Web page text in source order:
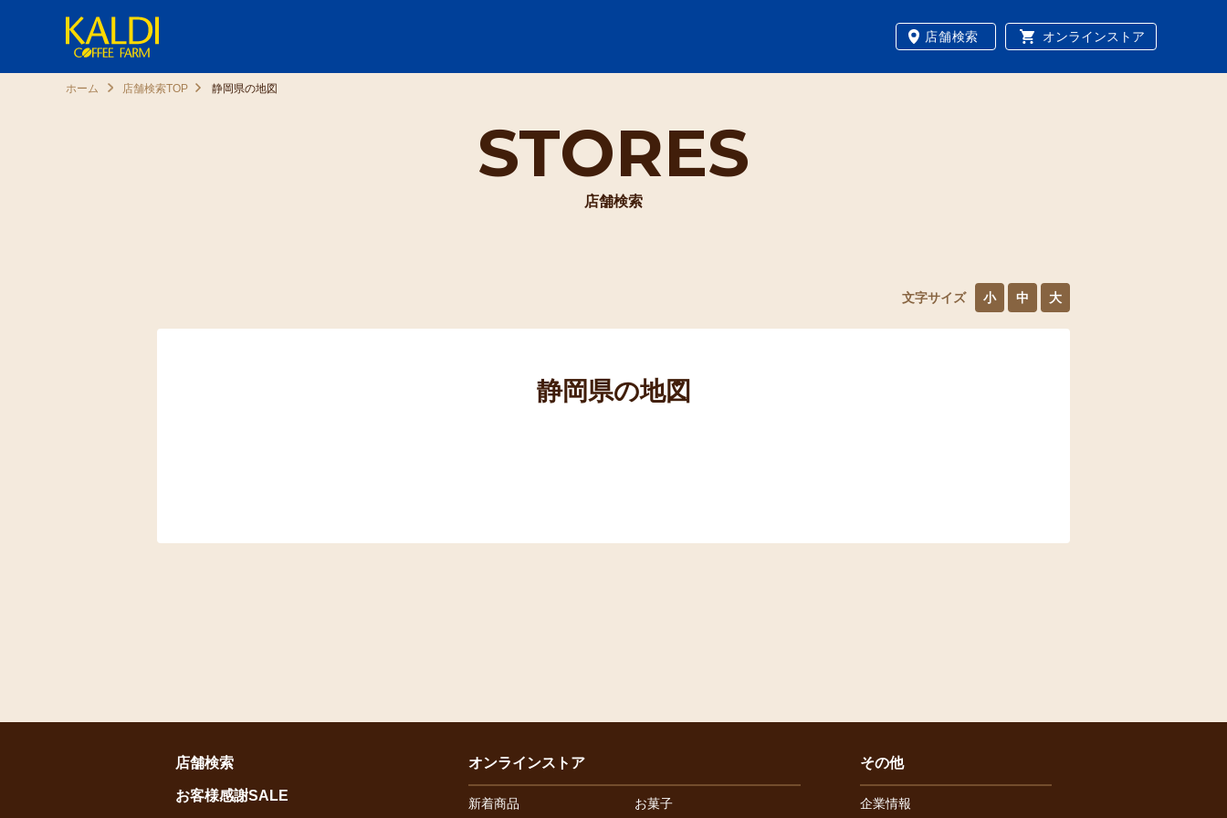
店舗検索 オンラインストア
STORES
店舗検索
ホーム 店舗検索TOP 静岡県の地図
文字サイズ 小 中 大
静岡県の地図
店舗検索
お客様感謝SALE
オンラインストア
新着商品 お菓子
その他
企業情報